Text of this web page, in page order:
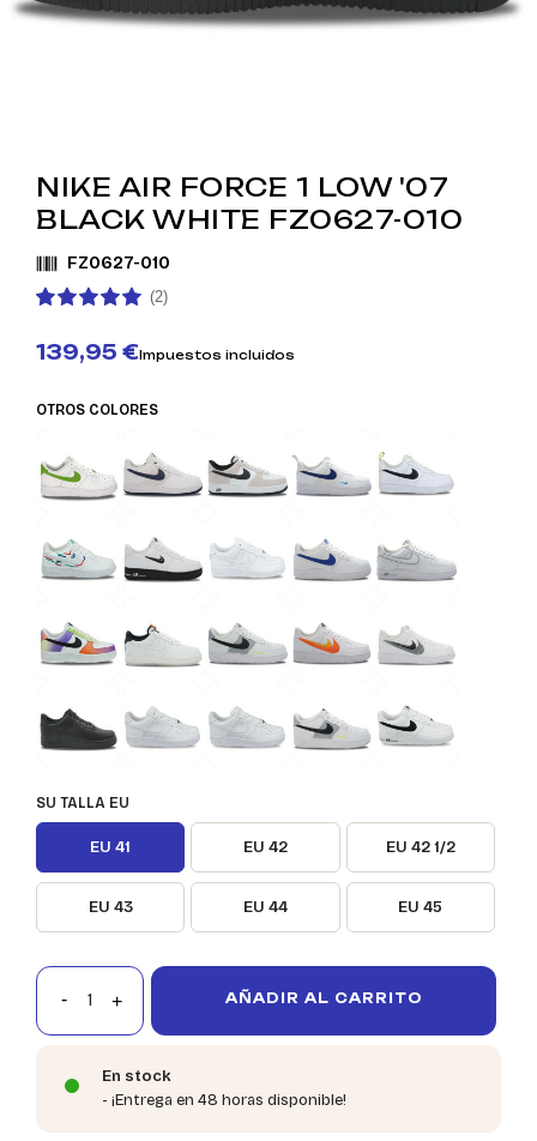
NIKE AIR FORCE 1 LOW '07
BLACK WHITE FZ0627-010
FZ0627-010
(2)
139,95 €Impuestos incluidos
OTROS COLORES
SU TALLA EU
EU 41 EU 42 EU 42 1/2
EU 43 EU 44 EU 45
AÑADIR AL CARRITO
En stock
- ¡Entrega en 48 horas disponible!